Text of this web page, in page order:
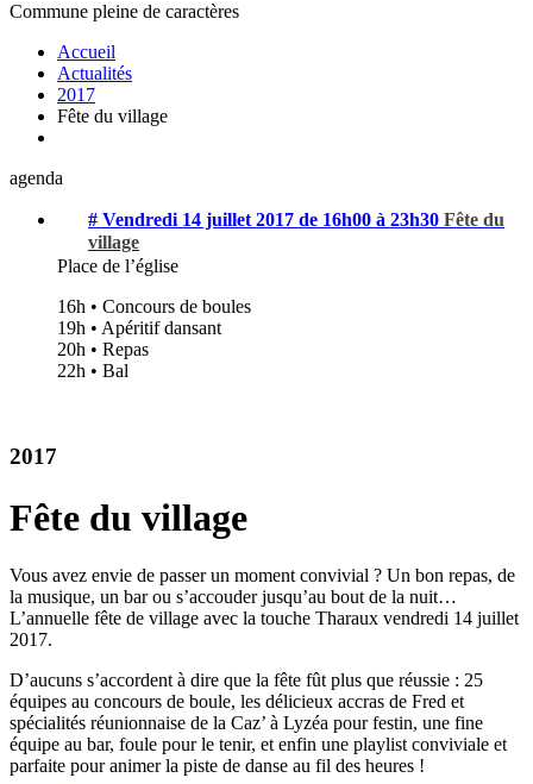
Commune pleine de caractères
Accueil
Actualités
2017
Fête du village
agenda
# Vendredi 14 juillet 2017 de 16h00 à 23h30 Fête du
village
Place de l’église
16h • Concours de boules
19h • Apéritif dansant
20h • Repas
22h • Bal
2017
Fête du village
Vous avez envie de passer un moment convivial ? Un bon repas, de
la musique, un bar ou s’accouder jusqu’au bout de la nuit…
L’annuelle fête de village avec la touche Tharaux vendredi 14 juillet
2017.
D’aucuns s’accordent à dire que la fête fût plus que réussie : 25
équipes au concours de boule, les délicieux accras de Fred et
spécialités réunionnaise de la Caz’ à Lyzéa pour festin, une fine
équipe au bar, foule pour le tenir, et enfin une playlist conviviale et
parfaite pour animer la piste de danse au fil des heures !